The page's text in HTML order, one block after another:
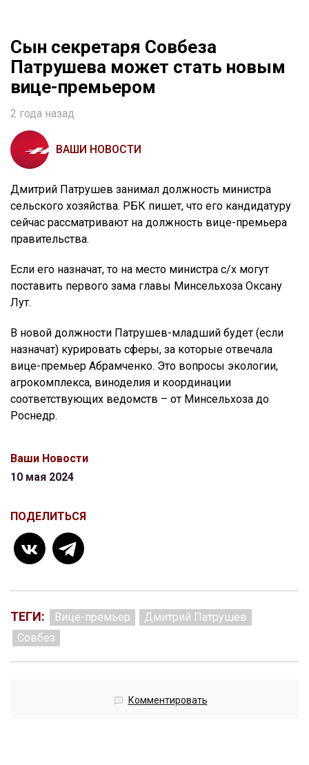
Сын секретаря Совбеза
Патрушева может стать новым
вице-премьером
2 года назад
ВАШИ НОВОСТИ
Дмитрий Патрушев занимал должность министра
сельского хозяйства. РБК пишет, что его кандидатуру
сейчас рассматривают на должность вице-премьера
правительства.
Если его назначат, то на место министра с/х могут
поставить первого зама главы Минсельхоза Оксану
Лут.
В новой должности Патрушев-младший будет (если
назначат) курировать сферы, за которые отвечала
вице-премьер Абрамченко. Это вопросы экологии,
агрокомплекса, виноделия и координации
соответствующих ведомств – от Минсельхоза до
Роснедр.
Ваши Новости
10 мая 2024
ПОДЕЛИТЬСЯ
ТЕГИ: Вице-премьер
Дмитрий Патрушев
Совбез
Комментировать